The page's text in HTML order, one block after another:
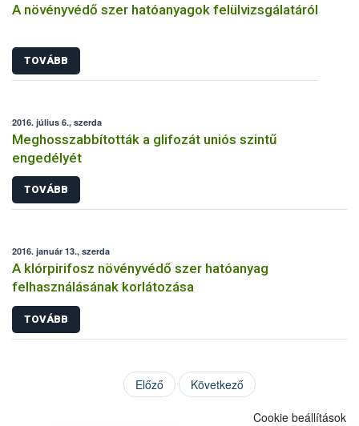
A növényvédő szer hatóanyagok felülvizsgálatáról
TOVÁBB
2016. július 6., szerda
Meghosszabbították a glifozát uniós szintű
engedélyét
TOVÁBB
2016. január 13., szerda
A klórpirifosz növényvédő szer hatóanyag
felhasználásának korlátozása
TOVÁBB
Előző Következő
Cookie beállítások